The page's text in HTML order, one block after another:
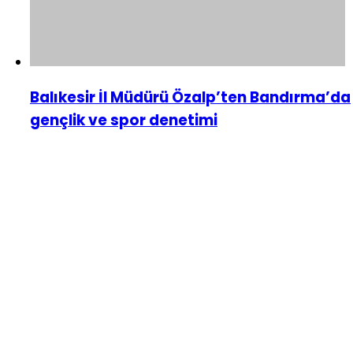
Balıkesir İl Müdürü Özalp’ten Bandırma’da
gençlik ve spor denetimi